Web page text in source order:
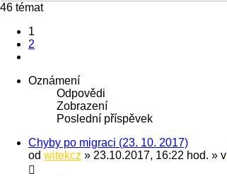
46 témat
1
2
Oznámení
Odpovědi
Zobrazení
Poslední příspěvek
Chyby po migraci (23. 10. 2017)
od witekcz » 23.10.2017, 16:22 hod. » v